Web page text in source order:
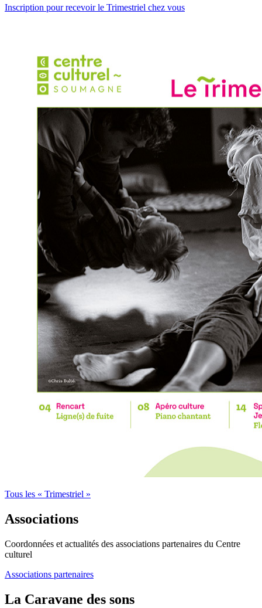
Inscription pour recevoir le Trimestriel chez vous
Tous les « Trimestriel »
Associations
Coordonnées et actualités des associations partenaires du Centre
culturel
Associations partenaires
La Caravane des sons